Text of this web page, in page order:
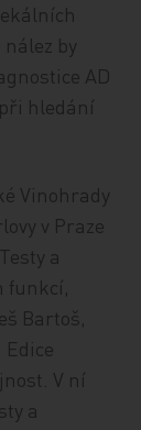
by
AD
hledání
Vinohrady
v Praze
a
funkcí,
Bartoš,
Edice
V ní
a